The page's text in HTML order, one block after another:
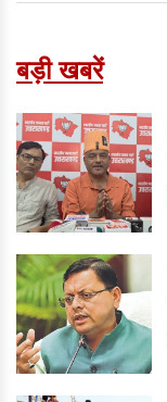
बड़ी खबरें